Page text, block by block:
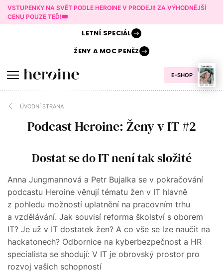
VSTUPENKY NA SVĚT PODLE HEROINE V PRODEJI! ZA VÝHODNĚJŠÍ
CENU POUZE TEĎ!🎟️
E-SHOP
LETNÍ SPECIÁL
ŽENY AMOC PENĚZ
ÚVODNÍ STRANA
Podcast Heroine: Ženy v IT #2
Dostat se do IT není tak složité
Anna Jungmannová a Petr Bujalka se v pokračování
podcastu Heroine věnují tématu žen v IT hlavně
z pohledu možností uplatnění na pracovním trhu
a vzdělávání. Jak souvisí reforma školství s oborem
IT? Je už v IT dostatek žen? A co vše se lze naučit na
hackatonech? Odbornice na kyberbezpečnost a HR
specialista se shodují: V IT je obrovský prostor pro
rozvoj vašich schopností